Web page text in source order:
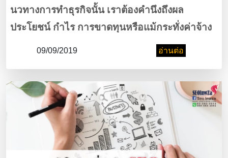
นวทางการทำธุรกิจนั้น เราต้องคำนึงถึงผล
ประโยชน์ กำไร การขาดทุนหรือแม้กระทั่งค่าจ้าง
ต่างๆทำธุรกิจดังนั้นจึงมีอาชีพที่เกิดขึ้นมาคือที่
ปรึกษาดีๆกันครับ
09/09/2019 อ่านต่อ